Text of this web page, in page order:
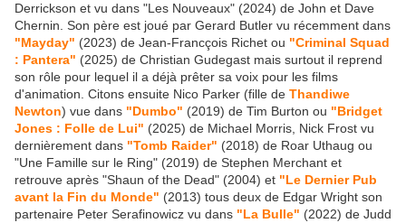
Derrickson et vu dans "Les Nouveaux" (2024) de John et Dave
Chernin. Son père est joué par Gerard Butler vu récemment dans
"Mayday" (2023) de Jean-Francçois Richet ou "Criminal Squad
: Pantera" (2025) de Christian Gudegast mais surtout il reprend
son rôle pour lequel il a déjà prêter sa voix pour les films
d'animation. Citons ensuite Nico Parker (fille de Thandiwe
Newton) vue dans "Dumbo" (2019) de Tim Burton ou "Bridget
Jones : Folle de Lui" (2025) de Michael Morris, Nick Frost vu
dernièrement dans "Tomb Raider" (2018) de Roar Uthaug ou
"Une Famille sur le Ring" (2019) de Stephen Merchant et
retrouve après "Shaun of the Dead" (2004) et "Le Dernier Pub
avant la Fin du Monde" (2013) tous deux de Edgar Wright son
partenaire Peter Serafinowicz vu dans "La Bulle" (2022) de Judd